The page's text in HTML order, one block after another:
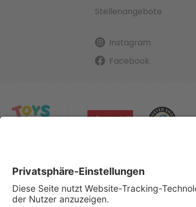
Stellenangebote
Instagram
Facebook